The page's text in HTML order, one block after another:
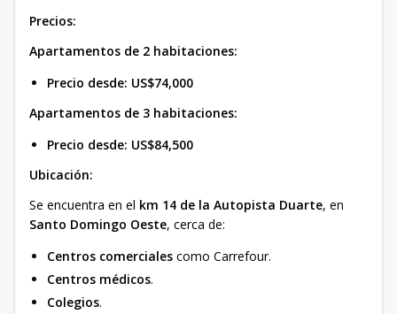
Precios:
Apartamentos de 2 habitaciones:
Precio desde: US$74,000
Apartamentos de 3 habitaciones:
Precio desde: US$84,500
Ubicación:
Se encuentra en el km 14 de la Autopista Duarte, en
Santo Domingo Oeste, cerca de:
Centros comerciales como Carrefour.
Centros médicos.
Colegios.